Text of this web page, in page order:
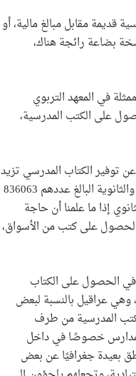
مقابل مبالغ مالية، أو
بضاعة رائجة هناك،
الموريتانية ممثلة في المعهد التربوي
على الكتب المدرسية،
توفير الكتاب المدرسي تزيد
على المليون كتاب مدرسي، لا يغطي حاجة مجموعة تلاميذ المراحل الأساسي والإعدادية والثانوية البالغ عددهم 836063
إذا ما علمنا أن حاجة
البعض إلى الحصول على كتب من الأسواق،
خلال العام الدراسي الجديد 2017 ـ 2018 تشترط في الحصول على الكتاب
عراقيل بالنسبة لبعض
المدرسية من طرف
خصوصًا في داخل
بعيدة جغرافيًا عن بعض